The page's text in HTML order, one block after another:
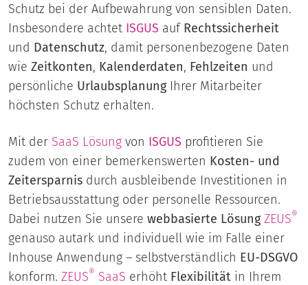
Schutz bei der Aufbewahrung von sensiblen Daten.
Insbesondere achtet ISGUS aufRechtssicherheit
und Datenschutz, damit personenbezogene Daten
wie Zeitkonten, Kalenderdaten, Fehlzeiten und
persönliche UrlaubsplanungIhrer Mitarbeiter
höchsten Schutz erhalten.
Mit der SaaS Lösung von ISGUS profitieren Sie
zudem von einer bemerkenswerten Kosten- und
Zeitersparnis durch ausbleibende Investitionen in
Betriebsausstattung oder personelle Ressourcen.
Dabei nutzen Sie unsere webbasierte Lösung ZEUS®
genauso autark und individuell wie im Falle einer
Inhouse Anwendung – selbstverständlich EU-DSGVO
konform. ZEUS® SaaS erhöht Flexibilität in Ihrem